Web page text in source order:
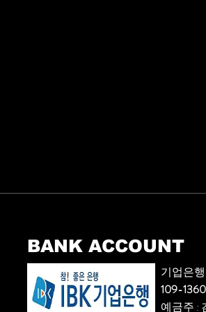
BANK ACCOUNT
기업은행
109-
​예금주 :